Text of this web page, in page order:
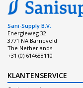
Sani-Supply B.V.
Energieweg 32
3771 NA Barneveld
The Netherlands
+31 (0) 614688110
KLANTENSERVICE